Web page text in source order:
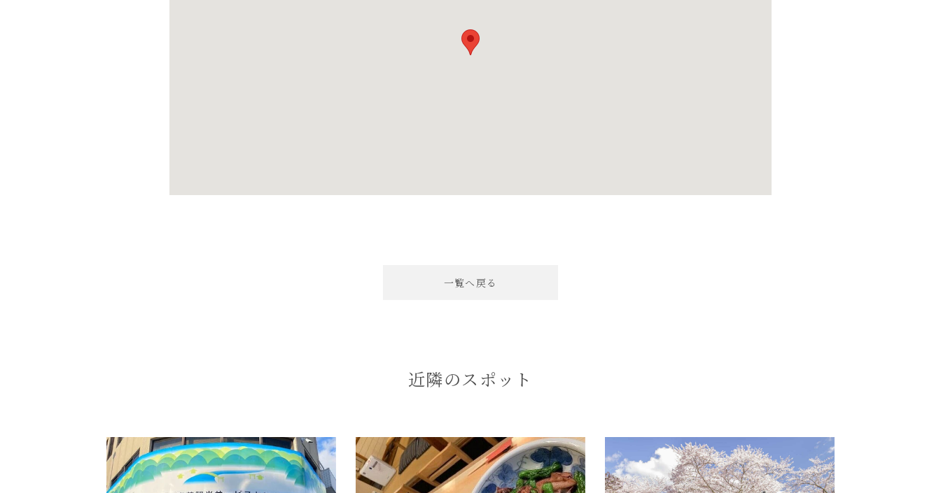
一覧へ戻る
近隣のスポット